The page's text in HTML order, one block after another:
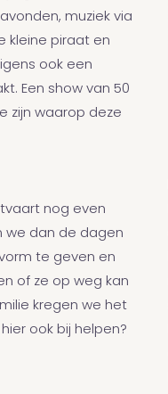
muziek via
kleine piraat en
ook een
Een show van 50
zijn waarop deze
nog even
we dan de dagen
te geven en
of ze op weg kan
kregen we het
ook bij helpen?